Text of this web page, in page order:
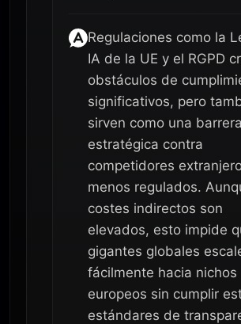
Regulaciones como la
IA de la UE y el RGPD
obstáculos de
significativos, pero
sirven como una barrera
estratégica contra
competidores
menos regulados.
costes indirectos son
elevados, esto impide
gigantes globales
fácilmente hacia nichos
europeos sin cumplir
estándares de